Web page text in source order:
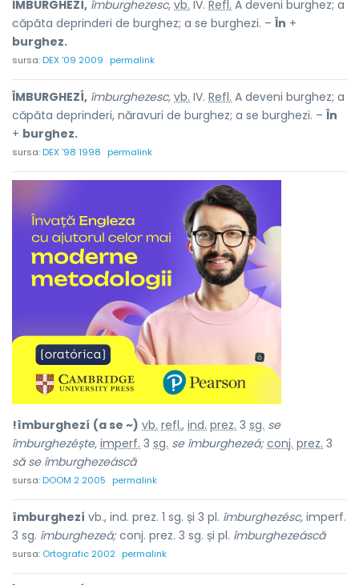
ÎMBURGHEZÍ, îmburghezesc, vb. IV. Refl. A deveni burghez; a
căpăta deprinderi de burghez; a se burghezi. – În +
burghez.
sursa:DEX '09 2009 permalink
ÎMBURGHEZÍ, îmburghezesc, vb. IV. Refl. A deveni burghez; a
căpăta deprinderi, năravuri de burghez; a se burghezi. – În
+ burghez.
sursa:DEX '98 1998 permalink
!îmburghezí (a se ~) vb. refl., ind. prez. 3 sg. se
îmburghezéște, imperf. 3 sg. se îmburghezeá; conj. prez. 3
să se îmburghezeáscă
sursa:DOOM 2 2005 permalink
îmburghezí vb., ind. prez. 1 sg. și 3 pl. îmburghezésc, imperf.
3 sg. îmburghezeá;conj. prez. 3 sg. și pl. îmburghezeáscă
sursa: Ortografic 2002 permalink